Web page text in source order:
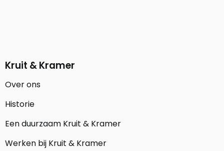
Kruit & Kramer
Over ons
Historie
Een duurzaam Kruit & Kramer
Werken bij Kruit & Kramer